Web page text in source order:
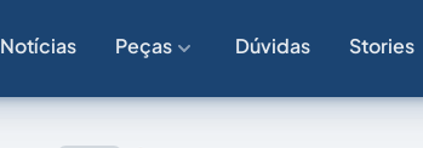
Notícias Peças Dúvidas Stories